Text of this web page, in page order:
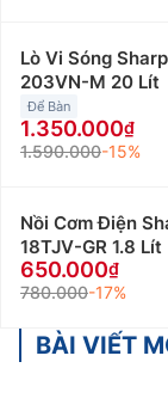
Lò Vi Sóng
203VN-M 20 Lít
Để Bàn
1.350.000
1.590.000-15%
Nồi Cơm Điện
18TJV-GR 1.8 Lít
650.000
780.000-17%
BÀI VIẾT